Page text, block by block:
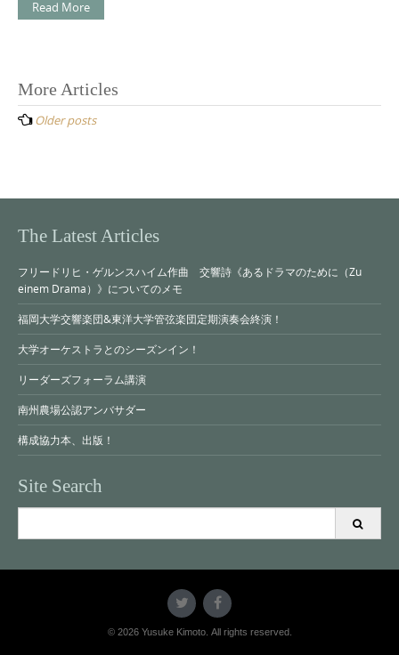
Read More
Posts
navigation
More Articles
Older posts
The Latest Articles
フリードリヒ・ゲルンスハイム作曲 交響詩《あるドラマのために（Zu
einem Drama）》についてのメモ
福岡大学交響楽団&東洋大学管弦楽団定期演奏会終演！
大学オーケストラとのシーズンイン！
リーダーズフォーラム講演
南州農場公認アンバサダー
構成協力本、出版！
Site Search
© 2026 Yusuke Kimoto. All rights reserved.